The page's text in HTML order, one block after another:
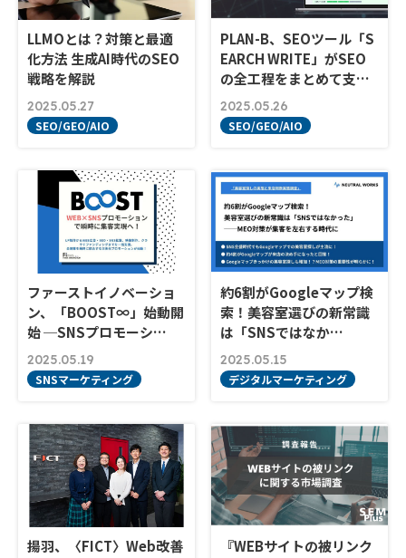
LLMOとは？対策と最適
化方法 生成AI時代のSEO
戦略を解説
2025.05.27
SEO/GEO/AIO
PLAN-B、SEOツール「S
EARCH WRITE」がSEO
の全工程をまとめて支…
2025.05.26
SEO/GEO/AIO
ファーストイノベーショ
ン、「BOOST∞」始動開
始 ─SNSプロモーシ…
2025.05.19
SNSマーケティング
約6割がGoogleマップ検
索！美容室選びの新常識
は「SNSではなか…
2025.05.15
デジタルマーケティング
揚羽、〈FICT〉Web改善
『WEBサイトの被リンク